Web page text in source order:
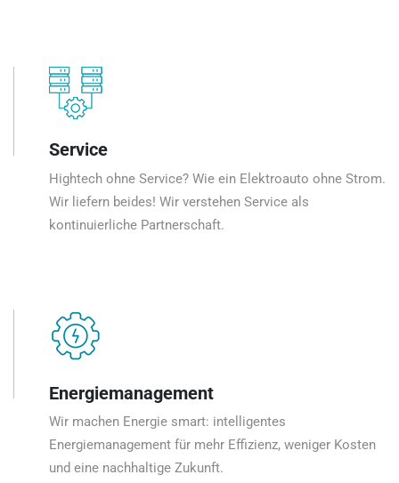
Service
Hightech ohne Service? Wie ein Elektroauto ohne Strom.
Wir liefern beides! Wir verstehen Service als
kontinuierliche Partnerschaft.
Energiemanagement
Wir machen Energie smart: intelligentes
Energiemanagement für mehr Effizienz, weniger Kosten
und eine nachhaltige Zukunft.